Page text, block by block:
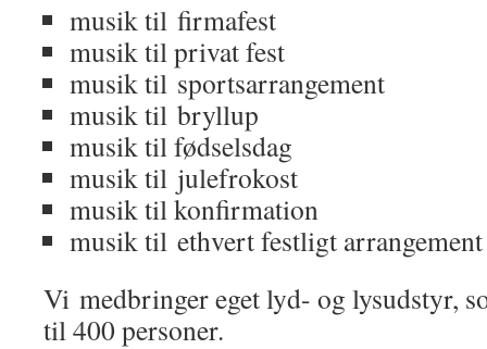
musik til firmafest
musik til privat fest
musik til sportsarrangement
musik til bryllup
musik til fødselsdag
musik til julefrokost
musik til konfirmation
musik til ethvert festligt arrangement
Vi medbringer eget lyd- og lysudstyr,
til 400 personer.